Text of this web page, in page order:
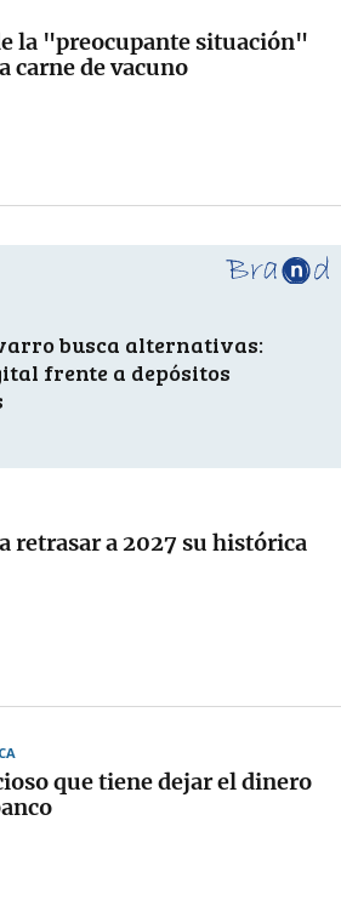
la "preocupante situación"
carne de vacuno
busca alternativas:
frente a depósitos
retrasar a 2027 su histórica
que tiene dejar el dinero